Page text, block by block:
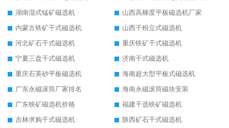
湖南湿式锰矿磁选机
山西高梯度平板磁选机厂家
内蒙古铁矿干式磁选机
山西干粉立式磁选机
河北矿石干式磁选机
重庆铁矿干式磁选机
宁夏三盘干式磁选机
济南干式磁选机
重庆石英砂平板磁选机
海南超大型平板式磁选机
广东永磁滚筒厂家排名
海南永磁滚筒磁块安装
广东铁矿磁选机价格
福建干选铁矿磁选机
吉林求购干式磁选机
陕西矿石干式磁选机